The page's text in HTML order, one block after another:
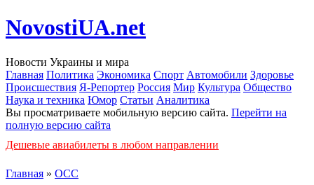
NovostiUA.net
Новости Украины и мира
Главная Политика Экономика Спорт Автомобили Здоровье
Происшествия Я-Репортер Россия Мир Культура Общество
Наука и техника Юмор Статьи Аналитика
Вы просматриваете мобильную версию сайта. Перейти на
полную версию сайта
Дешевые авиабилеты в любом направлении
Главная » ОСС